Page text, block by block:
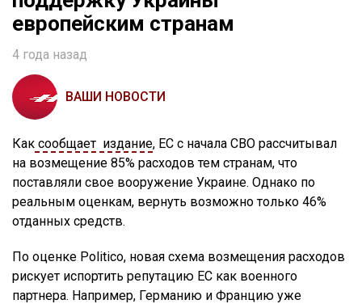
европейским странам
4 года назад
ВАШИ НОВОСТИ
Как сообщает издание, ЕС с начала СВО рассчитывал
на возмещение 85% расходов тем странам, что
поставляли свое вооружение Украине. Однако по
реальным оценкам, вернуть возможно только 46%
отданных средств.
По оценке Politico, новая схема возмещения расходов
рискует испортить репутацию ЕС как военного
партнера. Например, Германию и Францию уже